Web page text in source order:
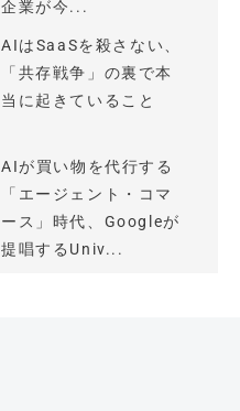
企業が今...
AIはSaaSを殺さない、
「共存戦争」の裏で本
当に起きていること
AIが買い物を代行する
「エージェント・コマ
ース」時代、Googleが
提唱するUniv...